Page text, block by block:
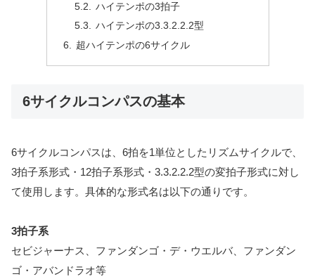
ハイテンポの3拍子
ハイテンポの3.3.2.2.2型
超ハイテンポの6サイクル
6サイクルコンパスの基本
6サイクルコンパスは、6拍を1単位としたリズムサイクルで、
3拍子系形式・12拍子系形式・3.3.2.2.2型の変拍子形式に対し
て使用します。具体的な形式名は以下の通りです。
3拍子系
セビジャーナス、ファンダンゴ・デ・ウエルバ、ファンダン
ゴ・アバンドラオ等